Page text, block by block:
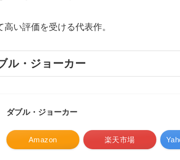
い評価を受ける代表作。
ル・ジョーカー
ダブル・ジョーカー
Amazon 楽天市場